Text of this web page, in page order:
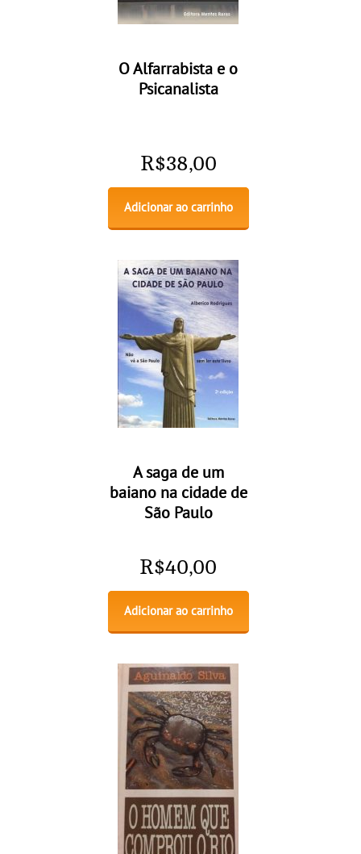
O Alfarrabista e o
Psicanalista
R$38,00
Adicionar ao carrinho
A saga de um
baiano na cidade de
São Paulo
R$40,00
Adicionar ao carrinho